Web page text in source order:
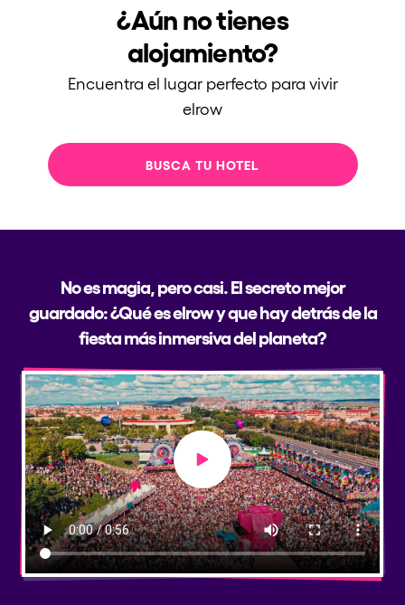
¿Aún no tienes
alojamiento?
Encuentra el lugar perfecto para vivir
elrow
BUSCA TU HOTEL
No es magia, pero casi. El secreto mejor
guardado: ¿Qué es elrow y que hay detrás de la
fiesta más inmersiva del planeta?
Play video